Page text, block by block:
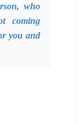
who
coming
you and